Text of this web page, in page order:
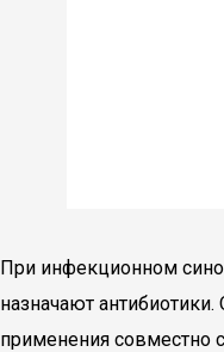
При инфекционном
назначают
применения совместно